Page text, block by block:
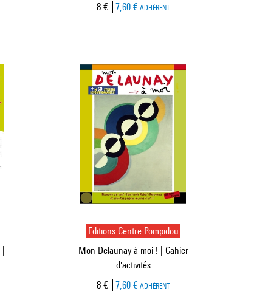
Prix ​​actuel
8 € 7,60 € ADHÉRENT
Editions Centre Pompidou
Mon Delaunay à moi ! | Cahier
d'activités
Prix ​​actuel
8 € 7,60 € ADHÉRENT